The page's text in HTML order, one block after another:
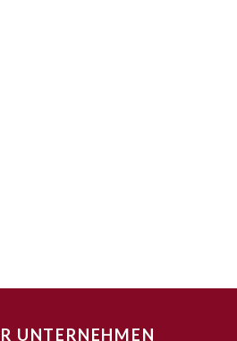
UNTERNEHMEN